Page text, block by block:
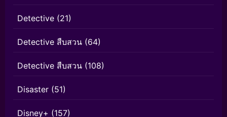
Detective (21)
Detective สืบสวน (64)
Detective สืบสวน (108)
Disaster (51)
Disney+ (157)